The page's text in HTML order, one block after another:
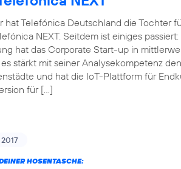
hat Telefónica Deutschland die Tochter
NEXT. Seitdem ist einiges
hat das Corporate Start-up in
stärkt mit seiner Analysekompetenz
und hat die IoT-Plattform für
für […]
HOSENTASCHE: